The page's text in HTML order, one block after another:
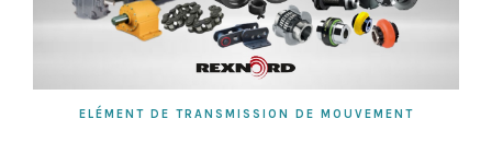
ELÉMENT DE TRANSMISSION DE MOUVEMENT